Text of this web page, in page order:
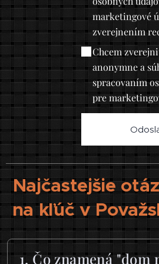
marketingové
zverejnením
Chcem
anonymne a
spracovaním
pre
Najčastejšie
na kľúč v
1. Čo znamená "dom